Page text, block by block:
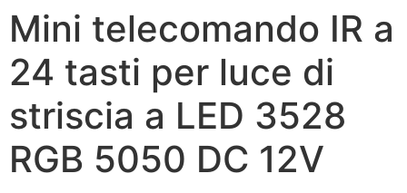
Mini telecomando IR a
24 tasti per luce di
striscia a LED 3528
RGB 5050 DC 12V